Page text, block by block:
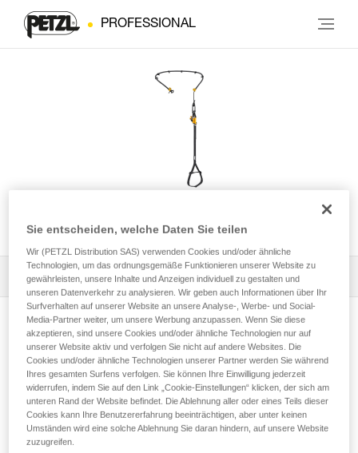
PROFESSIONAL
Set KNEE ASCENT
Alle technischen Anwendungen 1 Filter
Installation des ZIGZAG für den Zugang und
die Arbeit im Baum mittels SRS
Sie entscheiden, welche Daten Sie teilen
Wir (PETZL Distribution SAS) verwenden Cookies und/oder ähnliche
Technologien, um das ordnungsgemäße Funktionieren unserer Website zu
gewährleisten, unsere Inhalte und Anzeigen individuell zu gestalten und
unseren Datenverkehr zu analysieren. Wir geben auch Informationen über Ihr
Surfverhalten auf unserer Website an unsere Analyse-, Werbe- und Social-
Media-Partner weiter, um unsere Werbung anzupassen. Wenn Sie diese
akzeptieren, sind unsere Cookies und/oder ähnliche Technologien nur auf
unserer Website aktiv und verfolgen Sie nicht auf andere Websites. Die
Cookies und/oder ähnliche Technologien unserer Partner werden Sie während
Ihres gesamten Surfens verfolgen. Sie können Ihre Einwilligung jederzeit
widerrufen, indem Sie auf den Link „Cookie-Einstellungen“ klicken, der sich am
unteren Rand der Website befindet. Die Ablehnung aller oder eines Teils dieser
Cookies kann Ihre Benutzererfahrung beeinträchtigen, aber unter keinen
Umständen wird eine solche Ablehnung Sie daran hindern, auf unsere Website
zuzugreifen.